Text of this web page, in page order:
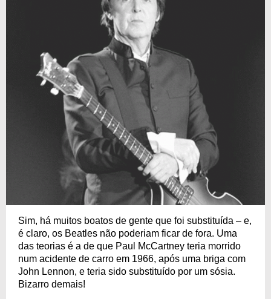
Sim, há muitos boatos de gente que foi substituída – e,
é claro, os Beatles não poderiam ficar de fora. Uma
das teorias é a de que Paul McCartney teria morrido
num acidente de carro em 1966, após uma briga com
John Lennon, e teria sido substituído por um sósia.
Bizarro demais!